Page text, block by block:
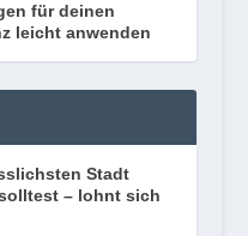
für deinen
leicht anwenden
Stadt
– lohnt sich